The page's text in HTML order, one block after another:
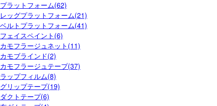
プラットフォーム(62)
レッグプラットフォーム(21)
ベルトプラットフォーム(41)
フェイスペイント(6)
カモフラージュネット(11)
カモブラインド(2)
カモフラージュテープ(37)
ラップフィルム(8)
グリップテープ(19)
ダクトテープ(6)